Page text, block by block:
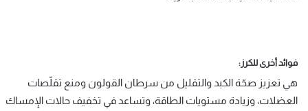
فوائد أخرى للكرز:
هي تعزيز صحّة الكبد والتقليل من سرطان القولون ومنع تقلّصات
العضلات، وزيادة مستويات الطاقة، وتساعد في تخفيف حالات الإمساك